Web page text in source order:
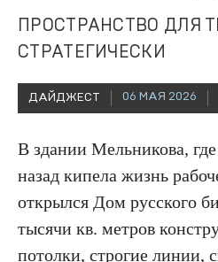
ПРОСТРАНСТВО ДЛЯ
СТРАТЕГИЧЕСКИ
ДАЙДЖЕСТ 06 МАЯ 2026
В здании Мельникова,
назад кипела жизнь
открылся Дом русского
тысячи кв. метров
потолки, строгие линии,